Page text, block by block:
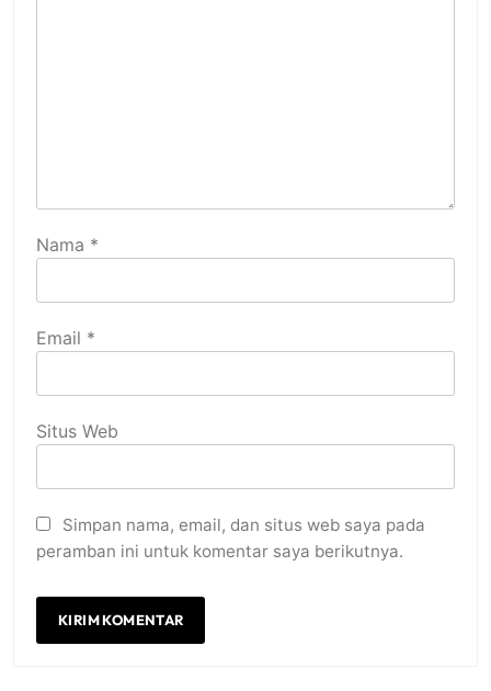
Nama *
Email *
Situs Web
Simpan nama, email, dan situs web saya pada
peramban ini untuk komentar saya berikutnya.